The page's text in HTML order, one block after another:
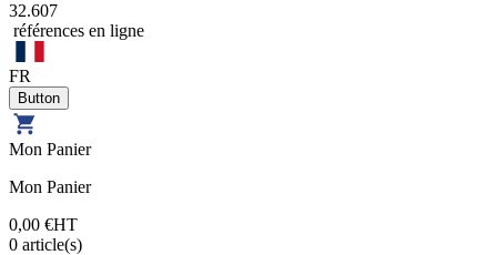
32.607
références en ligne
FR
Mon Panier
Mon Panier
0,00 €HT
0 article(s)